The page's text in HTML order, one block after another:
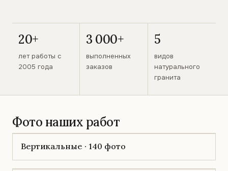
20+
лет работы с
2005 года
3 000+
выполненных
заказов
5
видов
натурального
гранита
Фото наших работ
Вертикальные · 140 фото